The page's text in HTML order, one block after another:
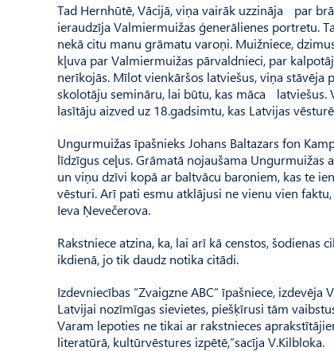
Tad Hernhūtē, Vācijā, viņa vairāk uzzināja par
ieraudzīja Valmiermuižas ģenerālienes portretu.
nekā citu manu grāmatu varoņi. Muižniece,
kļuva par Valmiermuižas pārvaldnieci, par
nerīkojās. Mīlot vienkāršos latviešus, viņa
skolotāju semināru, lai būtu, kas māca latviešus.
lasītāju aizved uz 18.gadsimtu, kas Latvijas
Ungurmuižas īpašnieks Johans Baltazars fon
līdzīgus ceļus. Grāmatā nojaušama
un viņu dzīvi kopā ar baltvācu baroniem, kas te
vēsturi. Arī pati esmu atklājusi ne vienu vien
Ieva Ņeve­čerova.
Rakstniece atzina, ka, lai arī kā censtos,
ikdienā, jo tik daudz notika citādi.
Izdevniecības “Zvaigzne ABC” īpašniece,
Latvijai nozīmīgas sievietes, piešķīrusi tām
Varam lepoties ne tikai ar rakstnieces
literatūrā, kultūrvēstures izpētē,”sacīja V.Kilbloka.